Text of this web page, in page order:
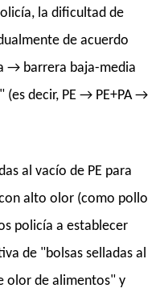
la dificultad de
de acuerdo
→ barrera baja-media
decir, PE → PE+PA →
al vacío de PE para
alto olor (como pollo
policía a establecer
de "bolsas selladas al
olor de alimentos" y